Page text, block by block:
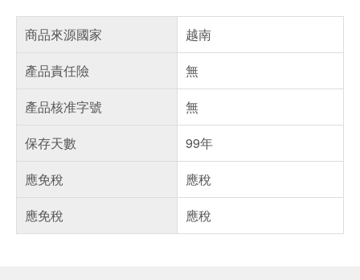
商品來源國家
越南
產品責任險
無
產品核准字號
無
保存天數
99年
應免稅
應稅
應免稅
應稅